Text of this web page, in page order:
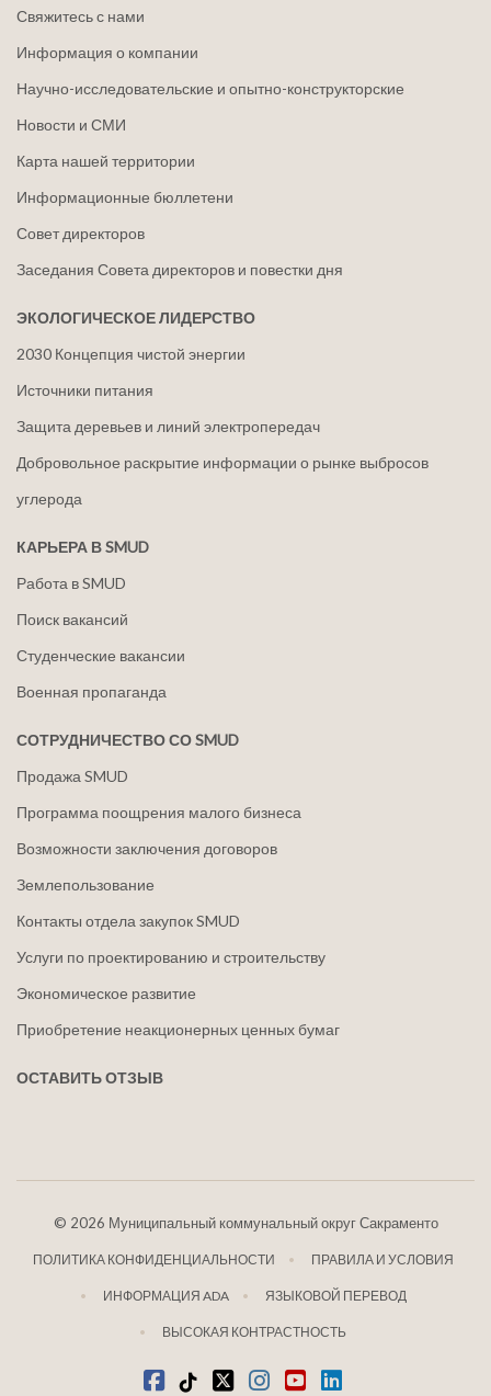
Свяжитесь с нами
Информация о компании
Научно-исследовательские и опытно-конструкторские
Новости и СМИ
Карта нашей территории
Информационные бюллетени
Совет директоров
Заседания Совета директоров и повестки дня
ЭКОЛОГИЧЕСКОЕ ЛИДЕРСТВО
2030 Концепция чистой энергии
Источники питания
Защита деревьев и линий электропередач
Добровольное раскрытие информации о рынке выбросов
углерода
КАРЬЕРА В SMUD
Работа в SMUD
Поиск вакансий
Студенческие вакансии
Военная пропаганда
СОТРУДНИЧЕСТВО СО SMUD
Продажа SMUD
Программа поощрения малого бизнеса
Возможности заключения договоров
Землепользование
Контакты отдела закупок SMUD
Услуги по проектированию и строительству
Экономическое развитие
Приобретение неакционерных ценных бумаг
ОСТАВИТЬ ОТЗЫВ
© 2026 Муниципальный коммунальный округ Сакраменто
ПОЛИТИКА КОНФИДЕНЦИАЛЬНОСТИ ПРАВИЛА И УСЛОВИЯ
ИНФОРМАЦИЯ ADA ЯЗЫКОВОЙ ПЕРЕВОД
ВЫСОКАЯ КОНТРАСТНОСТЬ
Фейсбук
Тик-Токщебетать
Инстаграм
ЮтубLinkedIn